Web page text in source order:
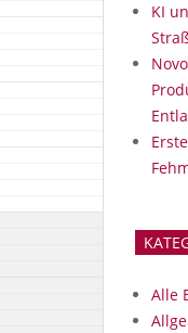
KI
Alle